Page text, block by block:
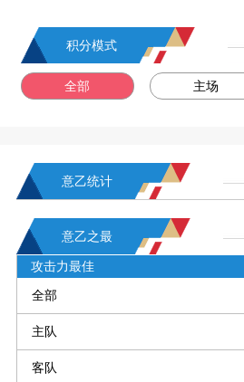
积分模式
全部 主场
意乙统计
意乙之最
攻击力最佳
全部
主队
客队